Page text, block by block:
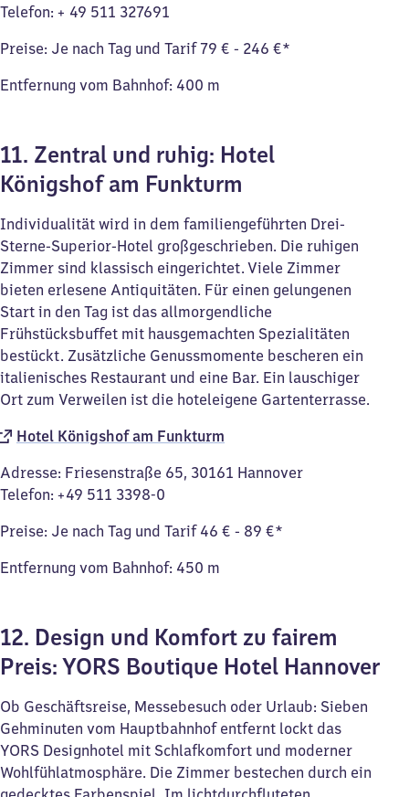
Telefon: + 49 511 327691
Preise: Je nach Tag und Tarif 79 € - 246 €*
Entfernung vom Bahnhof: 400 m
11. Zentral und ruhig: Hotel
Königshof am Funkturm
Individualität wird in dem familiengeführten Drei-
Sterne-Superior-Hotel großgeschrieben. Die ruhigen
Zimmer sind klassisch eingerichtet. Viele Zimmer
bieten erlesene Antiquitäten. Für einen gelungenen
Start in den Tag ist das allmorgendliche
Frühstücksbuffet mit hausgemachten Spezialitäten
bestückt. Zusätzliche Genussmomente bescheren ein
italienisches Restaurant und eine Bar. Ein lauschiger
Ort zum Verweilen ist die hoteleigene Gartenterrasse.
Hotel Königshof am Funkturm
Adresse: Friesenstraße 65, 30161 Hannover
Telefon: +49 511 3398-0
Preise: Je nach Tag und Tarif 46 € - 89 €*
Entfernung vom Bahnhof: 450 m
12. Design und Komfort zu fairem
Preis: YORS Boutique Hotel Hannover
Ob Geschäftsreise, Messebesuch oder Urlaub: Sieben
Gehminuten vom Hauptbahnhof entfernt lockt das
YORS Designhotel mit Schlafkomfort und moderner
Wohlfühlatmosphäre. Die Zimmer bestechen durch ein